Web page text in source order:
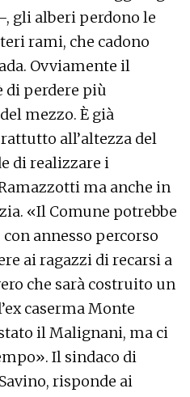
gli alberi perdono le
rami, che cadono
Ovviamente il
di perdere più
mezzo. È già
all’altezza del
di realizzare i
ma anche in
«Il Comune potrebbe
annesso percorso
ai ragazzi di recarsi a
che sarà costruito un
caserma Monte
il Malignani, ma ci
Il sindaco di
risponde ai